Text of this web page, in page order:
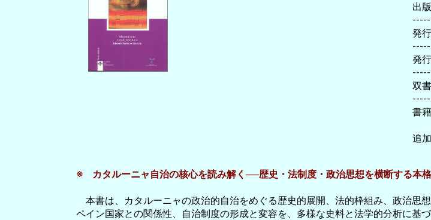
出
発
発
双
書
追
※ カタルーニャ自治の核心を読み解く──歴史・法制度・政治思想を横断する本
本書は、カタルーニャの政治的自治をめぐる歴史的展開、法的枠組み、政治思
ペイン国家との関係性、自治制度の形成と変容を、多様な史料と法学的分析に基